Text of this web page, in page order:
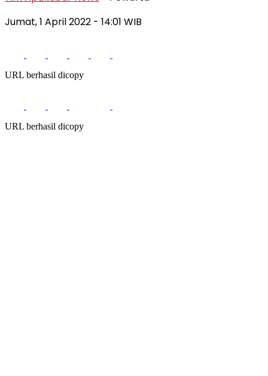
Jumat, 1 April 2022 - 14:01 WIB
URL berhasil dicopy
URL berhasil dicopy